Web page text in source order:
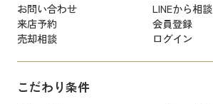
お問い合わせ
LINEから相談
来店予約
会員登録
売却相談
ログイン
こだわり条件